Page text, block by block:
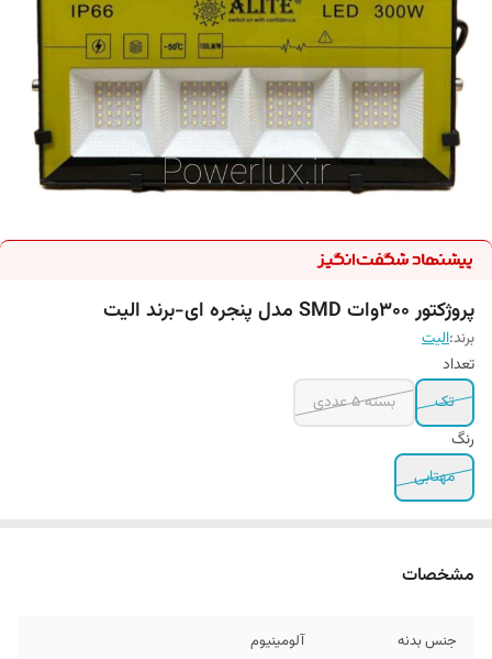
پروژکتور ۳۰۰وات SMD مدل پنجره ای-برند الیت
برند:الیت
تعداد
تک
بسته 5 عددی
رنگ
مهتابی
مشخصات
جنس بدنه آلومینیوم